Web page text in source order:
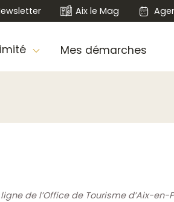
Aix le Mag
Mes démarches
de l’Office de Tourisme d’Aix-en-